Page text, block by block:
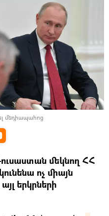
մեդիապահոց
մեկնող ՀՀ
ոչ միայն
երկրների